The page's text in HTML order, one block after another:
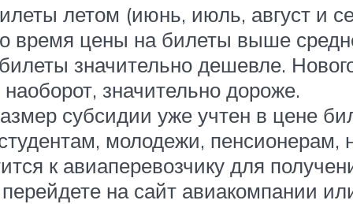
летом (июнь, июль, август и
время цены на билеты выше
значительно дешевле.
значительно дороже.
субсидии уже учтен в цене
молодежи, пенсионерам,
к авиаперевозчику для
на сайт авиакомпании